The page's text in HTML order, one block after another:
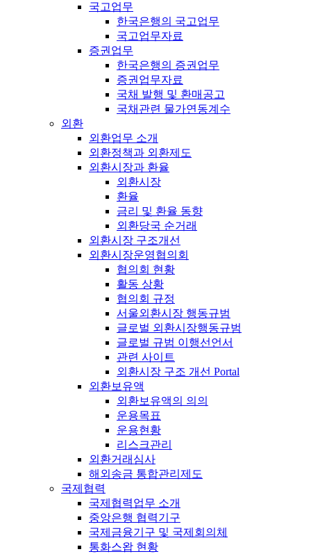
국고업무
한국은행의 국고업무
국고업무자료
증권업무
한국은행의 증권업무
증권업무자료
국채 발행 및 환매공고
국채관련 물가연동계수
외환
외환업무 소개
외환정책과 외환제도
외환시장과 환율
외환시장
환율
금리 및 환율 동향
외환당국 순거래
외환시장 구조개선
외환시장운영협의회
협의회 현황
활동 상황
협의회 규정
서울외환시장 행동규범
글로벌 외환시장행동규범
글로벌 규범 이행선언서
관련 사이트
외환시장 구조 개선 Portal
외환보유액
외환보유액의 의의
운용목표
운용현황
리스크관리
외환거래심사
해외송금 통합관리제도
국제협력
국제협력업무 소개
중앙은행 협력기구
국제금융기구 및 국제회의체
통화스왑 현황